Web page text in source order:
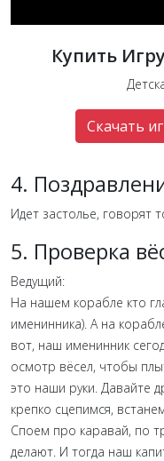
Купить
Скачать
4.
Идет застолье, говорят
5. Проверка
Ведущий:
На нашем корабле кто
именинника). А на
вот, наш именинник
осмотр вёсел, чтобы
это наши руки. Давайте
крепко сцепимся,
Споем про каравай, по
делают. И тогда наш